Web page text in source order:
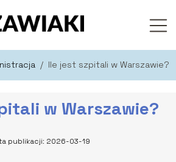
/ Ile jest szpitali w Warszawie?
w Warszawie?
publikacji: 2026-03-19